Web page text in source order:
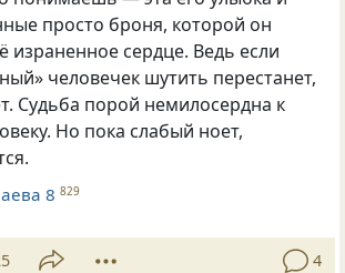
просто броня, которой он
израненное сердце. Ведь если
человечек шутить перестанет,
Судьба порой немилосердна к
Но пока слабый ноет,
8 829
4